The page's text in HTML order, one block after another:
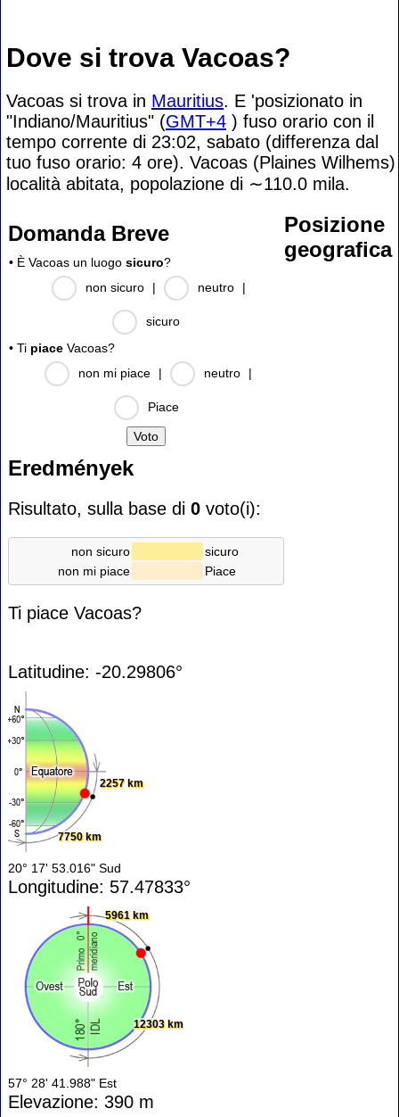
Dove si trova Vacoas?
Vacoas si trova in Mauritius. E 'posizionato in
"Indiano/Mauritius" (GMT+4 ) fuso orario con il
tempo corrente di 23:02, sabato (differenza dal
tuo fuso orario: 4 ore). Vacoas (Plaines Wilhems)
località abitata, popolazione di ∼110.0 mila.
Domanda Breve
• È Vacoas un luogo sicuro?
non sicuro
| neutro |
sicuro
• Ti piace Vacoas?
non mi piace
| neutro |
Piace
Eredmények
Risultato, sulla base di 0 voto(i):
non sicuro
sicuro
non mi piace
Piace
Ti piace Vacoas?
Posizione
geografica
Latitudine: -20.29806°
7750 km
2257 km
20° 17' 53.016" Sud
Longitudine: 57.47833°
5961 km
12303 km
57° 28' 41.988" Est
Elevazione: 390 m